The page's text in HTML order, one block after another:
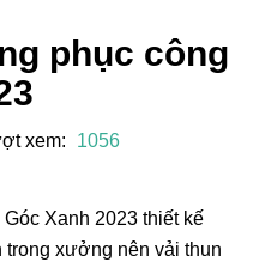
phục công
xem: 1056
Xanh 2023 thiết kế
trong xưởng nên vải thun